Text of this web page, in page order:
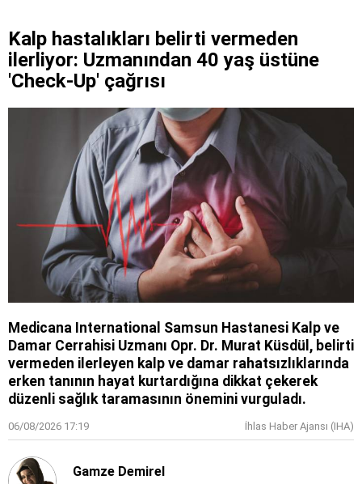
Kalp hastalıkları belirti vermeden
ilerliyor: Uzmanından 40 yaş üstüne
'Check-Up' çağrısı
Medicana International Samsun Hastanesi Kalp ve
Damar Cerrahisi Uzmanı Opr. Dr. Murat Küsdül, belirti
vermeden ilerleyen kalp ve damar rahatsızlıklarında
erken tanının hayat kurtardığına dikkat çekerek
düzenli sağlık taramasının önemini vurguladı.
06/08/2026 17:19 İhlas Haber Ajansı (IHA)
Gamze Demirel